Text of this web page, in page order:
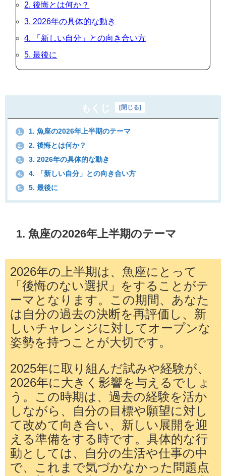
2. 後悔とは何か？
3. 2026年の具体的な動き
4. 「新しい自分」との向き合い方
5. 最後に
もくじ 閉じる
1. 1. 魚座の2026年上半期のテーマ
2. 2. 後悔とは何か？
3. 3. 2026年の具体的な動き
4. 4. 「新しい自分」との向き合い方
5. 5. 最後に
1. 魚座の2026年上半期のテーマ
2026年の上半期は、魚座にとって
「後悔のない選択」をすることがテ
ーマとなります。この期間、あなた
は自分の過去の決断を再評価し、新
しいチャレンジに対してオープンな
姿勢を持つことが大切です。
2025年に取り組んだ試みや経験が、
2026年に大きく影響を与えるでしょ
う。この時期は、過去の経験を活か
しながら、自分の目標や願望に対し
て改めて向き合い、新しい展開を迎
える準備をする時です。具体的な行
動としては、自分の生活や仕事の中
で、これまで気づかなかった問題点